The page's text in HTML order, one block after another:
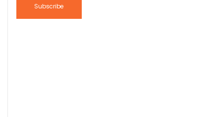
Subscribe